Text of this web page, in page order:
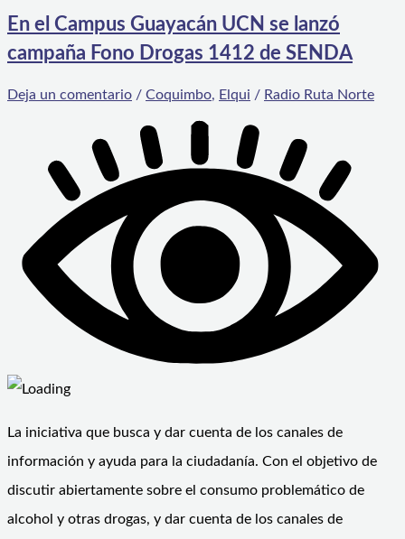
En el Campus Guayacán UCN se lanzó
campaña Fono Drogas 1412 de SENDA
Deja un comentario / Coquimbo, Elqui / Radio Ruta Norte
La iniciativa que busca y dar cuenta de los canales de
información y ayuda para la ciudadanía. Con el objetivo de
discutir abiertamente sobre el consumo problemático de
alcohol y otras drogas, y dar cuenta de los canales de